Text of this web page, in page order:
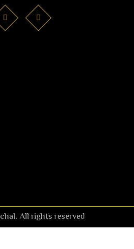
All rights reserved